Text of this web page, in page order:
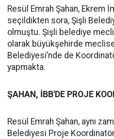
Resül Emrah Şahan, Ekrem
seçildikten sora, Şişli
olmuştu. Şişli belediye
olarak büyükşehirde
Belediyesi’nde de
yapmakta.
ŞAHAN, İBB'DE PROJE
Resül Emrah Şahan, aynı
Belediyesi Proje